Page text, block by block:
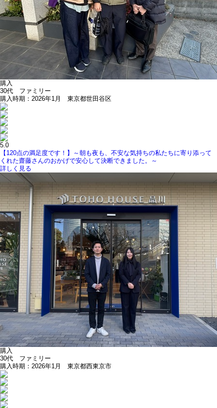
購入
30代 ファミリー
購入時期：2026年1月 東京都世田谷区
5.0
【120点の満足度です！】～朝も夜も、不安な気持ちの私たちに寄り添って
くれた齋藤さんのおかげで安心して決断できました。～
詳しく見る
購入
30代 ファミリー
購入時期：2026年1月 東京都西東京市